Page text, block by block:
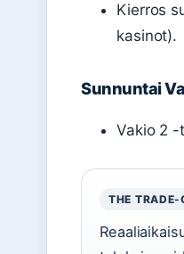
Kierros
kasinot).
Sunnuntai
Vakio 2
THE TRADE-